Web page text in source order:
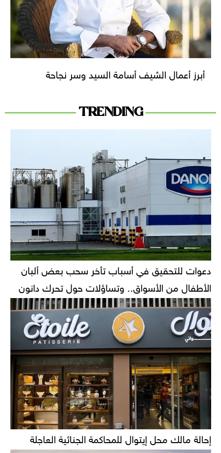
أبرز أعمال الشيف أسامة السيد وسر نجاحة
TRENDING
دعوات للتحقيق في أسباب تأخر سحب بعض ألبان
الأطفال من الأسواق.. وتساؤلات حول تحرك دانون
إحالة مالك محل إيتوال للمحاكمة الجنائية العاجلة